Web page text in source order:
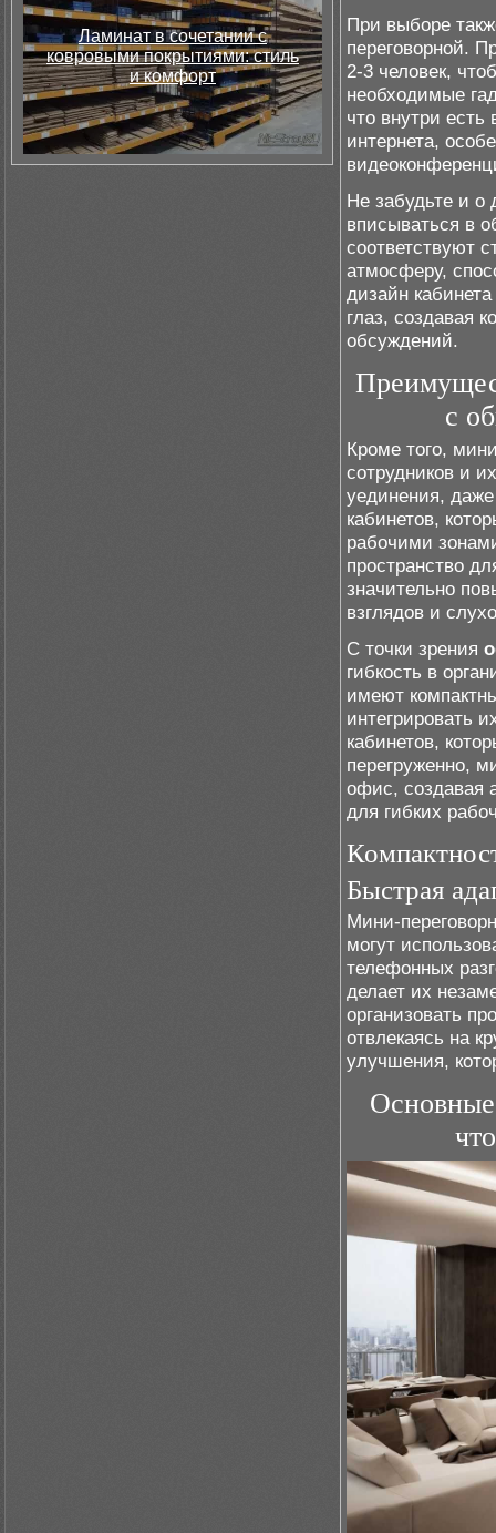
Ламинат в сочетании с
ковровыми покрытиями: стиль
и комфорт
При выборе
переговорной.
2-3 человек,
необходимые
что внутри
интернета,
Не забудьте и о
вписываться в
соответствуют
атмосферу,
дизайн
глаз, создавая
обсуждений.
с
Кроме того,
сотрудников и
уединения,
кабинетов,
рабочими
пространство
значительно
взглядов и
С точки зрения
гибкость в
имеют
интегрировать
кабинетов,
перегруженно,
офис, создавая
для гибких
Быстрая
Мини-
могут
телефонных
делает их
организовать
отвлекаясь на
улучшения,